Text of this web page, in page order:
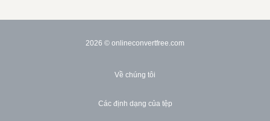
2026 © onlineconvertfree.com
Về chúng tôi
Các định dạng của tệp